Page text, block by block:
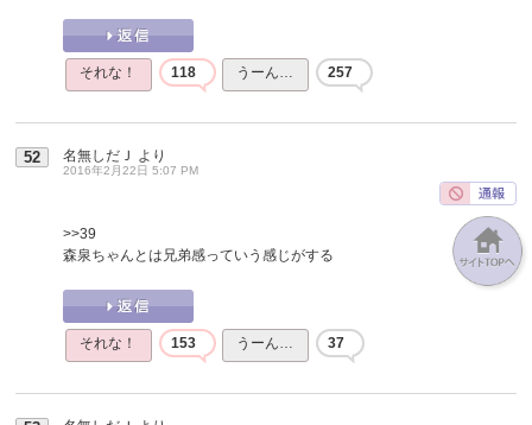
それな！ 118 うーん… 257
52 名無しだＪ より
2016年2月22日 5:07 PM
>>39
森泉ちゃんとは兄弟感っていう感じがする
それな！ 153 うーん… 37